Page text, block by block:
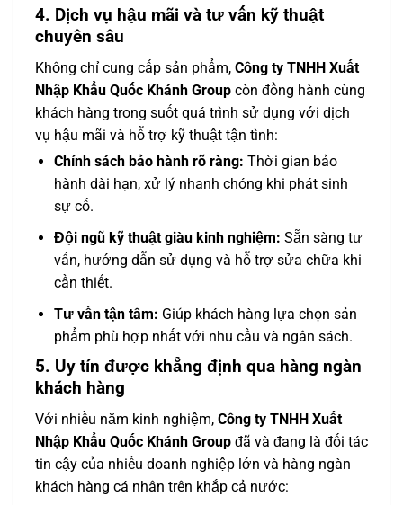
4. Dịch vụ hậu mãi và tư vấn kỹ thuật
chuyên sâu
Không chỉ cung cấp sản phẩm, Công ty TNHH Xuất
Nhập Khẩu Quốc Khánh Group còn đồng hành cùng
khách hàng trong suốt quá trình sử dụng với dịch
vụ hậu mãi và hỗ trợ kỹ thuật tận tình:
Chính sách bảo hành rõ ràng: Thời gian bảo
hành dài hạn, xử lý nhanh chóng khi phát sinh
sự cố.
Đội ngũ kỹ thuật giàu kinh nghiệm: Sẵn sàng tư
vấn, hướng dẫn sử dụng và hỗ trợ sửa chữa khi
cần thiết.
Tư vấn tận tâm: Giúp khách hàng lựa chọn sản
phẩm phù hợp nhất với nhu cầu và ngân sách.
5. Uy tín được khẳng định qua hàng ngàn
khách hàng
Với nhiều năm kinh nghiệm, Công ty TNHH Xuất
Nhập Khẩu Quốc Khánh Group đã và đang là đối tác
tin cậy của nhiều doanh nghiệp lớn và hàng ngàn
khách hàng cá nhân trên khắp cả nước: